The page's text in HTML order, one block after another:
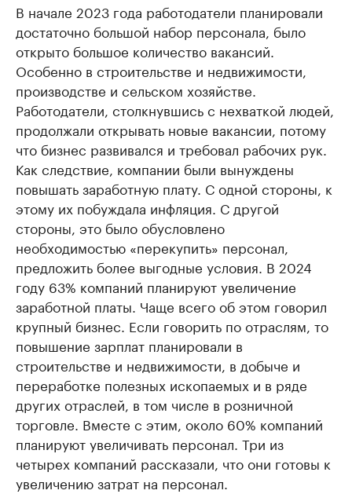
В начале 2023 года работодатели планировали
достаточно большой набор персонала, было
открыто большое количество вакансий.
Особенно в строительстве и недвижимости,
производстве и сельском хозяйстве.
Работодатели, столкнувшись с нехваткой людей,
продолжали открывать новые вакансии, потому
что бизнес развивался и требовал рабочих рук.
Как следствие, компании были вынуждены
повышать заработную плату. С одной стороны, к
этому их побуждала инфляция. С другой
стороны, это было обусловлено
необходимостью «перекупить» персонал,
предложить более выгодные условия. В 2024
году 63% компаний планируют увеличение
заработной платы. Чаще всего об этом говорил
крупный бизнес. Если говорить по отраслям, то
повышение зарплат планировали в
строительстве и недвижимости, в добыче и
переработке полезных ископаемых и в ряде
других отраслей, в том числе в розничной
торговле. Вместе с этим, около 60% компаний
планируют увеличивать персонал. Три из
четырех компаний рассказали, что они готовы к
увеличению затрат на персонал.